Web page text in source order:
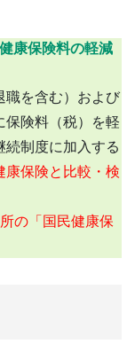
康保険料の軽減
職を含む）および
保険料（税）を軽
制度に加入する
保険と比較・検
の「国民健康保